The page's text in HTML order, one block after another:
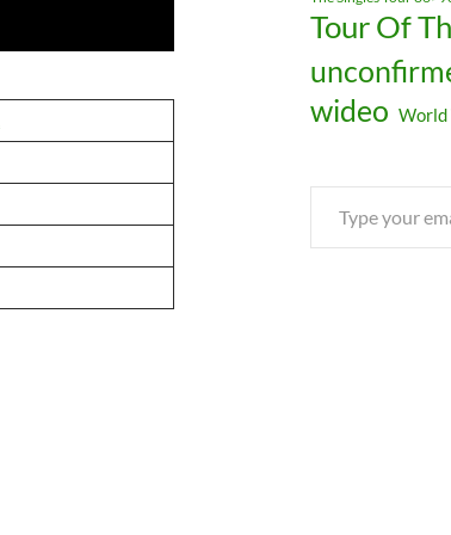
Tour Of
wideo World
your